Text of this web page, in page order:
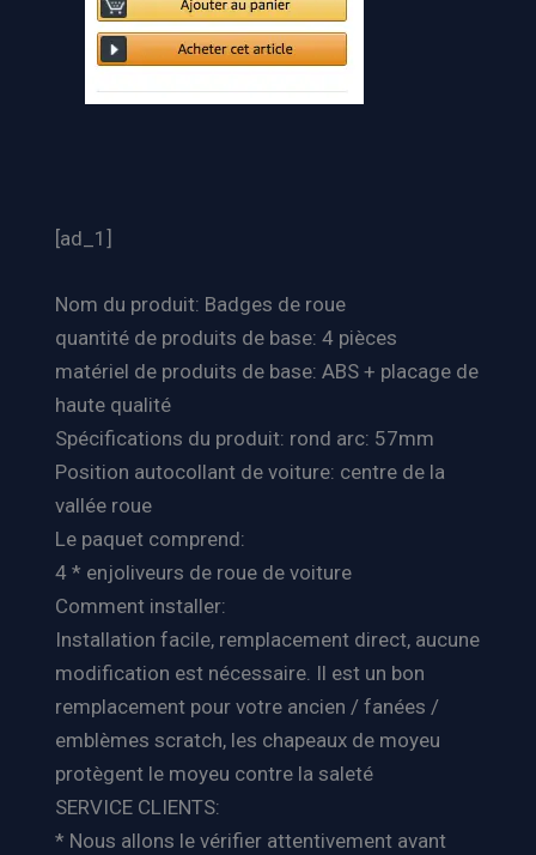
[ad_1]
Nom du produit: Badges de roue
quantité de produits de base: 4 pièces
matériel de produits de base: ABS + placage de
haute qualité
Spécifications du produit: rond arc: 57mm
Position autocollant de voiture: centre de la
vallée roue
Le paquet comprend:
4 * enjoliveurs de roue de voiture
Comment installer:
Installation facile, remplacement direct, aucune
modification est nécessaire. Il est un bon
remplacement pour votre ancien / fanées /
emblèmes scratch, les chapeaux de moyeu
protègent le moyeu contre la saleté
SERVICE CLIENTS:
* Nous allons le vérifier attentivement avant